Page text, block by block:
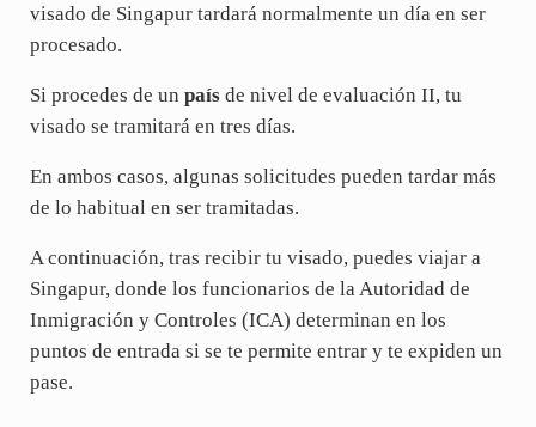
visado de Singapur tardará normalmente un día en ser
procesado.
Si procedes de un paísde nivel de evaluación II, tu
visado se tramitará en tres días.
En ambos casos, algunas solicitudes pueden tardar más
de lo habitual en ser tramitadas.
A continuación, tras recibir tu visado, puedes viajar a
Singapur, donde los funcionarios de la Autoridad de
Inmigración y Controles (ICA) determinan en los
puntos de entrada si se te permite entrar y te expiden un
pase.